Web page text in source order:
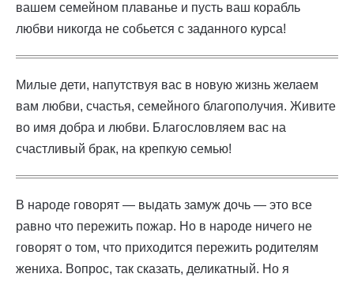
вашем семейном плаванье и пусть ваш корабль
любви никогда не собьется с заданного курса!
Милые дети, напутствуя вас в новую жизнь желаем
вам любви, счастья, семейного благополучия. Живите
во имя добра и любви. Благословляем вас на
счастливый брак, на крепкую семью!
В народе говорят — выдать замуж дочь — это все
равно что пережить пожар. Но в народе ничего не
говорят о том, что приходится пережить родителям
жениха. Вопрос, так сказать, деликатный. Но я